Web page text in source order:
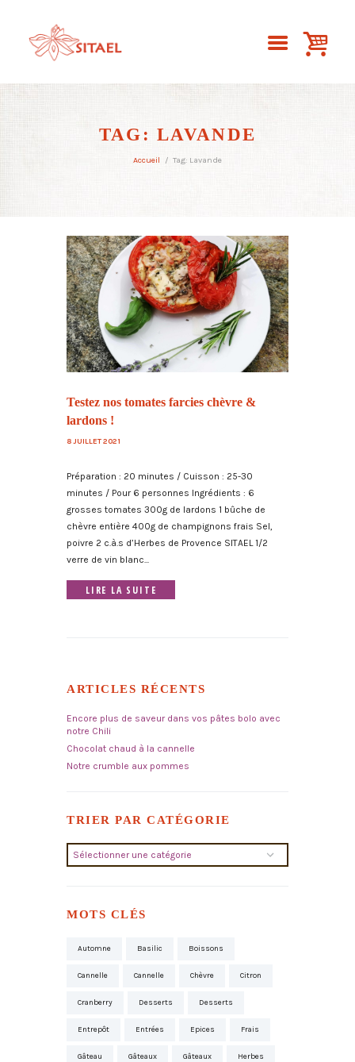
TAG: LAVANDE
Accueil Tag: Lavande
Testez nos tomates farcies chèvre &
lardons !
8 JUILLET 2021
Préparation : 20 minutes / Cuisson : 25-30
minutes / Pour 6 personnes Ingrédients : 6
grosses tomates 300g de lardons 1 bûche de
chèvre entière 400g de champignons frais Sel,
poivre 2 c.à.s d’Herbes de Provence SITAEL 1/2
verre de vin blanc...
LIRE LA SUITE
ARTICLES RÉCENTS
Encore plus de saveur dans vos pâtes bolo avec
notre Chili
Chocolat chaud à la cannelle
Notre crumble aux pommes
TRIER PAR CATÉGORIE
Trier
par
MOTS CLÉS
Automne Basilic Boissons
Cannelle Cannelle Chèvre Citron
Cranberry Desserts Desserts
Entrepôt Entrées Epices Frais
Gâteau Gâteaux Gâteaux Herbes